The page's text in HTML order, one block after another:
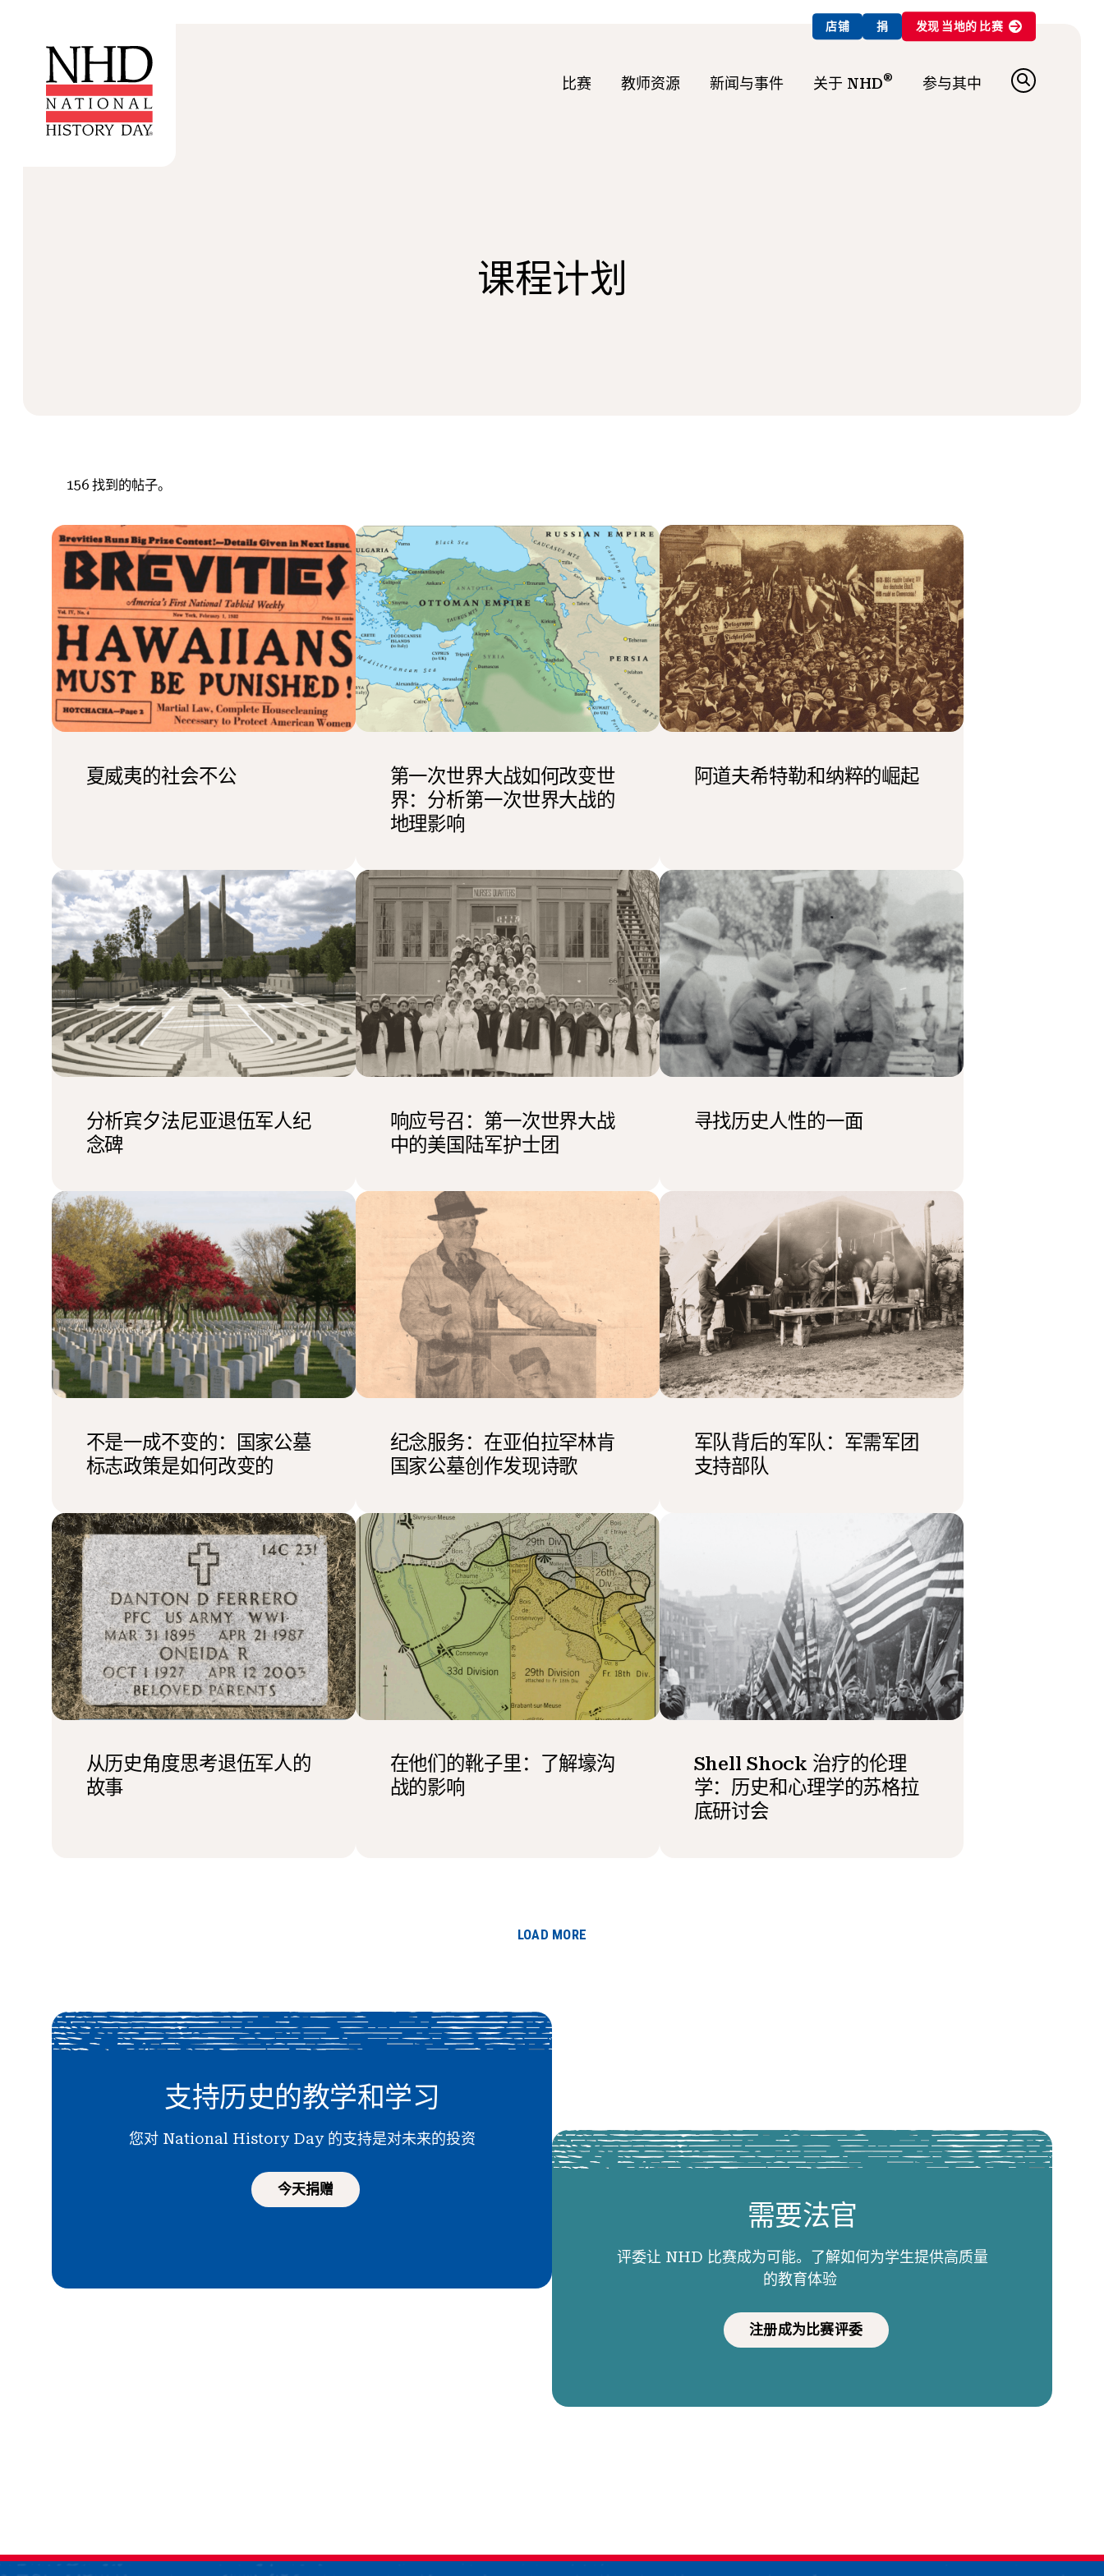
店铺 捐 发现 当地的 比赛
比赛 教师资源 新闻与事件 关于 NHD® 参与其中
课程计划
156 找到的帖子。
夏威夷的社会不公
第一次世界大战如何改变世
界：分析第一次世界大战的
地理影响
阿道夫希特勒和纳粹的崛起
分析宾夕法尼亚退伍军人纪
念碑
响应号召：第一次世界大战
中的美国陆军护士团
寻找历史人性的一面
不是一成不变的：国家公墓
标志政策是如何改变的
纪念服务：在亚伯拉罕林肯
国家公墓创作发现诗歌
军队背后的军队：军需军团
支持部队
从历史角度思考退伍军人的
故事
在他们的靴子里：了解壕沟
战的影响
Shell Shock 治疗的伦理
学：历史和心理学的苏格拉
底研讨会
LOAD MORE
支持历史的教学和学习
您对 National History Day 的支持是对未来的投资
今天捐赠
需要法官
评委让 NHD 比赛成为可能。了解如何为学生提供高质量
的教育体验
注册成为比赛评委